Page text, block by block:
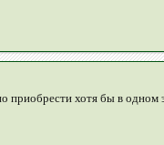
приобрести хотя бы в одном